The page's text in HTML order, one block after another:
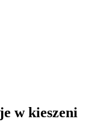
w kieszeni